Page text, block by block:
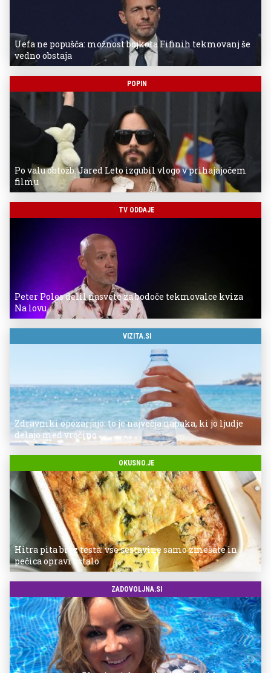
Uefa ne popušča: možnost bojkota Fifinih tekmovanj še
vedno obstaja
POPIN
Po valu obtožb: Jared Leto izgubil vlogo v prihajajočem
filmu
TV ODDAJE
Peter Poles delil nasvete za bodoče tekmovalce kviza
Na lovu
VIZITA.SI
Zdravniki opozarjajo: to je največja napaka, ki jo ljudje
delajo med vročino
OKUSNO.JE
Hitra pita brez testa: vse sestavine samo zmešate in
pečica opravi ostalo
ZADOVOLJNA.SI